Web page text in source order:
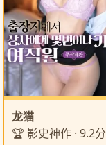
龙猫
🏆 影史神作 · 9.2分